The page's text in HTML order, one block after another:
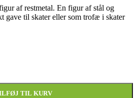
af restmetal. En figur af stål og
gave til skater eller som trofæ i skater
antal
TIL KURV